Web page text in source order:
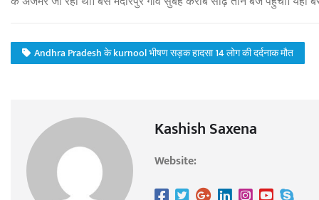
Andhra Pradesh के kurnool भीषण सड़क हादसा 14 लोग की दर्दनाक मौत
Kashish Saxena
Website: